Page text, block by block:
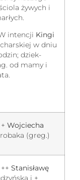
żywych i
intencji Kingi
w dniu
dziek-
od mamy i
Wojciecha
(greg.)
Stanisławę
i +